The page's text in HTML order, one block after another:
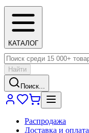
КАТАЛОГ
Найти
Поиск...
Распродажа
Доставка и оплата